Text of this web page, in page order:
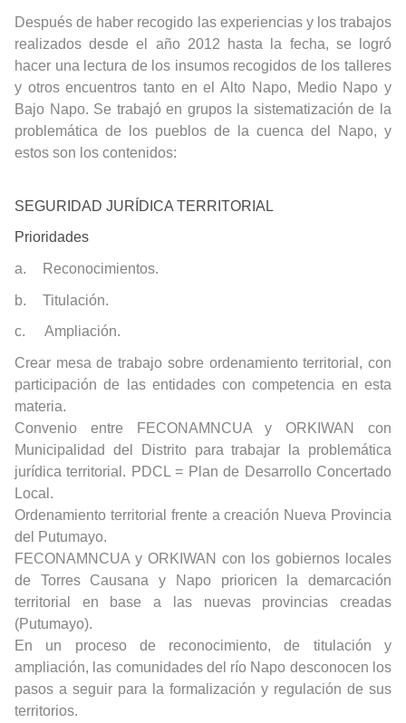
Después de haber recogido las experiencias y los trabajos
realizados desde el año 2012 hasta la fecha, se logró
hacer una lectura de los insumos recogidos de los talleres
y otros encuentros tanto en el Alto Napo, Medio Napo y
Bajo Napo. Se trabajó en grupos la sistematización de la
problemática de los pueblos de la cuenca del Napo, y
estos son los contenidos:
SEGURIDAD JURÍDICA TERRITORIAL
Prioridades
a. Reconocimientos.
b. Titulación.
c. Ampliación.
Crear mesa de trabajo sobre ordenamiento territorial, con
participación de las entidades con competencia en esta
materia.
Convenio entre FECONAMNCUA y ORKIWAN con
Municipalidad del Distrito para trabajar la problemática
jurídica territorial. PDCL = Plan de Desarrollo Concertado
Local.
Ordenamiento territorial frente a creación Nueva Provincia
del Putumayo.
FECONAMNCUA y ORKIWAN con los gobiernos locales
de Torres Causana y Napo prioricen la demarcación
territorial en base a las nuevas provincias creadas
(Putumayo).
En un proceso de reconocimiento, de titulación y
ampliación, las comunidades del río Napo desconocen los
pasos a seguir para la formalización y regulación de sus
territorios.